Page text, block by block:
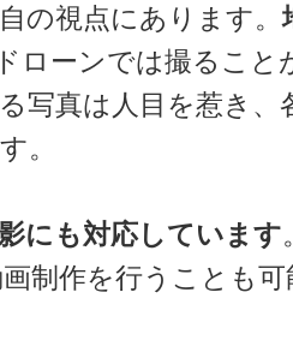
の視点にあります。
ローンでは撮ること
写真は人目を惹き、
。
にも対応しています
制作を行うことも可